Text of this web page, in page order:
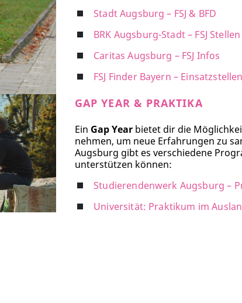
Stadt Augsburg – FSJ & BFD
BRK Augsburg-Stadt – FSJ Stellen
Caritas Augsburg – FSJ Infos
FSJ Finder Bayern –
GAP YEAR & PRAKTIKA
Ein Gap Year bietet dir die
nehmen, um neue Erfahrungen zu
Augsburg gibt es verschiedene
unterstützen können:
Studierendenwerk Augsburg –
Universität: Praktikum im